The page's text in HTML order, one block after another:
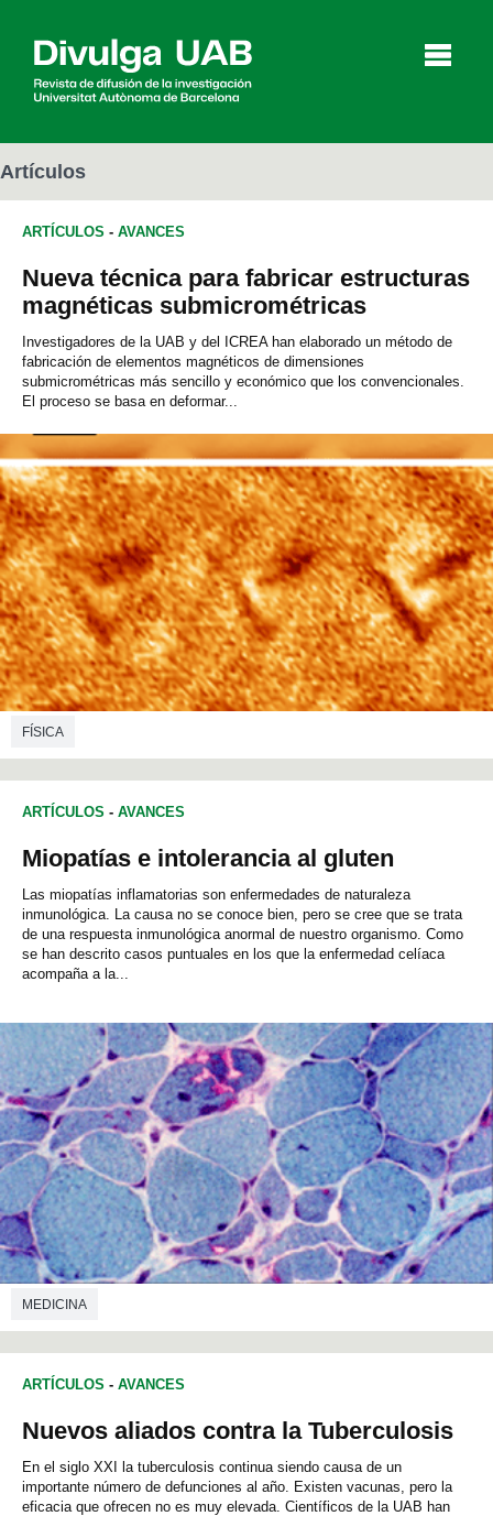
Artículos Entrevistas
Agenda
BUSCAR
Artículos
ARTÍCULOS - AVANCES
Nueva técnica para fabricar estructuras
magnéticas submicrométricas
Investigadores de la UAB y del ICREA han elaborado un método de
fabricación de elementos magnéticos de dimensiones
submicrométricas más sencillo y económico que los convencionales.
El proceso se basa en deformar...
FÍSICA
ARTÍCULOS - AVANCES
Miopatías e intolerancia al gluten
Las miopatías inflamatorias son enfermedades de naturaleza
inmunológica. La causa no se conoce bien, pero se cree que se trata
de una respuesta inmunológica anormal de nuestro organismo. Como
se han descrito casos puntuales en los que la enfermedad celíaca
acompaña a la...
MEDICINA
ARTÍCULOS - AVANCES
Nuevos aliados contra la Tuberculosis
En el siglo XXI la tuberculosis continua siendo causa de un
importante número de defunciones al año. Existen vacunas, pero la
eficacia que ofrecen no es muy elevada. Científicos de la UAB han